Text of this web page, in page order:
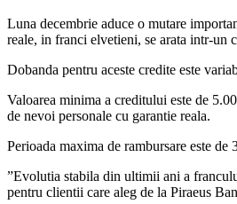
Luna decembrie aduce o mutare
reale, in franci elvetieni, se arata intr-un
Dobanda pentru aceste credite este
Valoarea minima a creditului este de
de nevoi personale cu garantie reala.
Perioada maxima de rambursare este
”Evolutia stabila din ultimii ani a
pentru clientii care aleg de la Piraeus